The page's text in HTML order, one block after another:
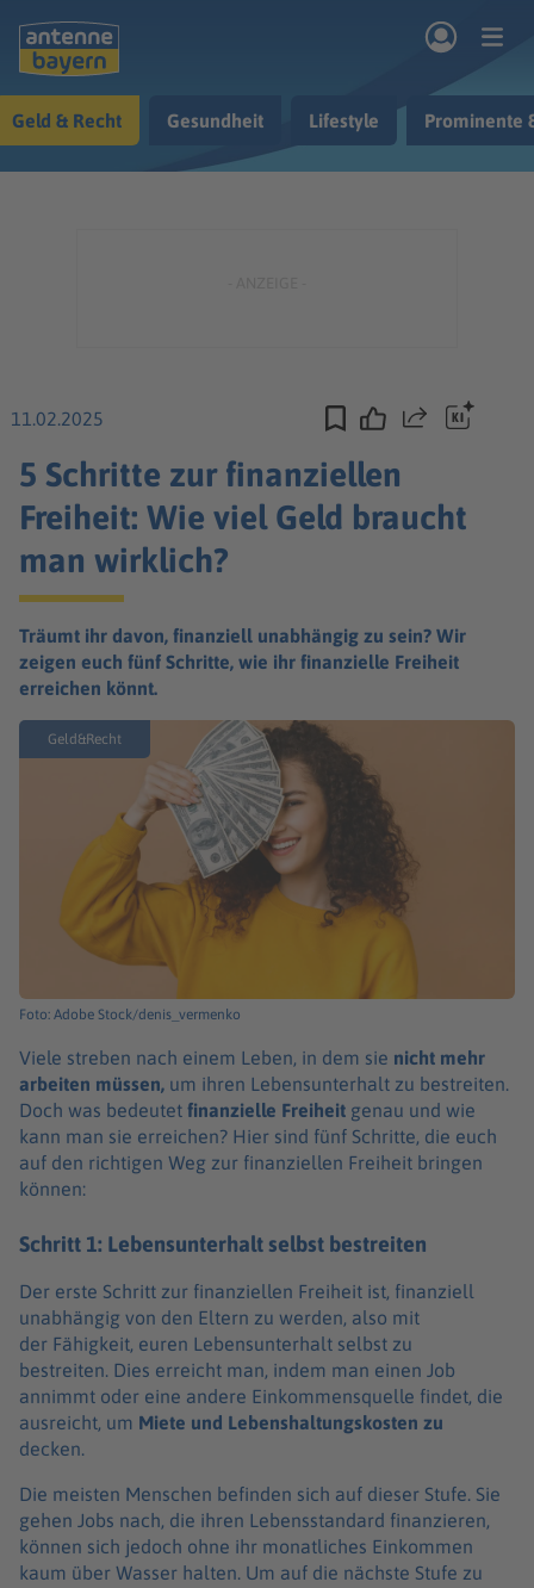
Musik & Radio Ratgeber
Geld & Recht Gesundheit Lifestyle Prominente
11.02.2025 Teilen
5 Schritte zur finanziellen
Freiheit: Wie viel Geld braucht
man wirklich?
Träumt ihr davon, finanziell unabhängig zu sein? Wir
zeigen euch fünf Schritte, wie ihr finanzielle Freiheit
erreichen könnt.
Geld&Recht
Foto: Adobe Stock/denis_vermenko
Viele streben nach einem Leben, in dem sie nicht mehr
arbeiten müssen, um ihren Lebensunterhalt zu bestreiten.
Doch was bedeutet finanzielle Freiheit genau und wie
kann man sie erreichen? Hier sind fünf Schritte, die euch
auf den richtigen Weg zur finanziellen Freiheit bringen
können:
Schritt 1: Lebensunterhalt selbst bestreiten
Der erste Schritt zur finanziellen Freiheit ist, finanziell
unabhängig von den Eltern zu werden, also mit
der Fähigkeit, euren Lebensunterhalt selbst zu
bestreiten. Dies erreicht man, indem man einen Job
annimmt oder eine andere Einkommensquelle findet, die
ausreicht, um Miete und Lebenshaltungskosten zu
decken.
Die meisten Menschen befinden sich auf dieser Stufe. Sie
gehen Jobs nach, die ihren Lebensstandard finanzieren,
können sich jedoch ohne ihr monatliches Einkommen
kaum über Wasser halten. Um auf die nächste Stufe zu